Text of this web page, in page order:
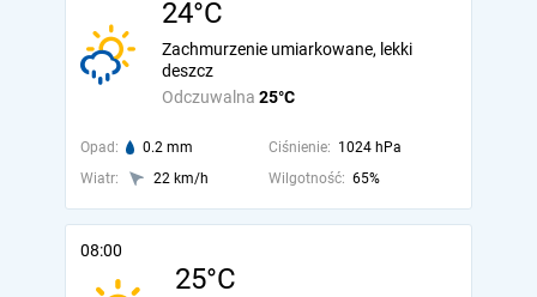
24°C
Odczuwalna 25°C
Zachmurzenie umiarkowane, lekki
deszcz
Opad: 0.2 mm Ciśnienie: 1024 hPa
Wiatr:
22 km/h Wilgotność: 65%
08:00
25°C